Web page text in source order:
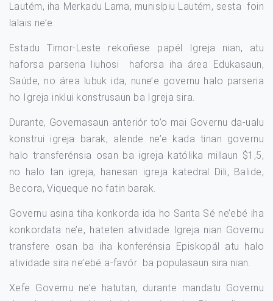
Lautém, iha Merkadu Lama, munisípiu Lautém, sesta foin
lalais ne’e.
Estadu Timor-Leste rekoñese papél Igreja nian, atu
haforsa parseria liuhosi haforsa iha área Edukasaun,
Saúde, no área lubuk ida, nune’e governu halo parseria
ho Igreja inklui konstrusaun ba Igreja sira.
Durante, Governasaun anteriór to’o mai Governu da-ualu
konstrui igreja barak, alende ne’e kada tinan governu
halo transferénsia osan ba igreja katólika millaun $1,5,
no halo tan igreja, hanesan igreja katedral Dili, Balide,
Becora, Viqueque no fatin barak.
Governu asina tiha konkorda ida ho Santa Sé ne’ebé iha
konkordata ne’e, hateten atividade Igreja nian Governu
transfere osan ba iha konferénsia Episkopál atu halo
atividade sira ne’ebé a-favór ba populasaun sira nian.
Xefe Governu ne’e hatutan, durante mandatu Governu